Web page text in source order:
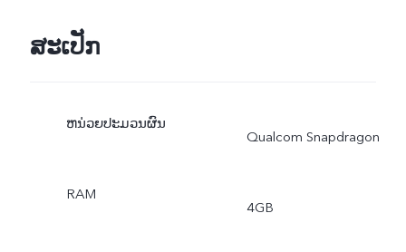
ສະເປັກ
ຫນ່ວຍປະມວນຜົນ
Qualcom Snapdragon
RAM
4GB